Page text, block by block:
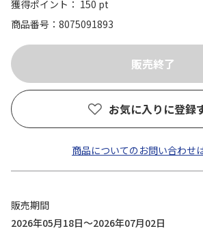
獲得ポイント： 150 pt
商品番号
8075091893
お気に入りに登録
商品についてのお問い合わせ
販売期間
2026年05月18日～2026年07月02日